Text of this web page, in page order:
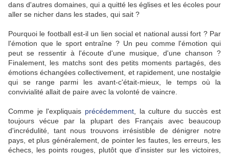
dans d'autres domaines, qui a quitté les églises et les écoles pour
aller se nicher dans les stades, qui sait ?
Pourquoi le football est-il un lien social et national aussi fort ? Par
l'émotion que le sport entraîne ? Un peu comme l'émotion qui
peut se ressentir à l'écoute d'une musique, d'une chanson ?
Finalement, les matchs sont des petits moments partagés, des
émotions échangées collectivement, et rapidement, une nostalgie
qui se range parmi les avant-c'était-mieux, le temps où la
convivialité allait de paire avec la volonté de vaincre.
Comme je l'expliquais précédemment, la culture du succès est
toujours vécue par la plupart des Français avec beaucoup
d'incrédulité, tant nous trouvons irrésistible de dénigrer notre
pays, et plus généralement, de pointer les fautes, les erreurs, les
échecs, les points rouges, plutôt que d'insister sur les victoires,